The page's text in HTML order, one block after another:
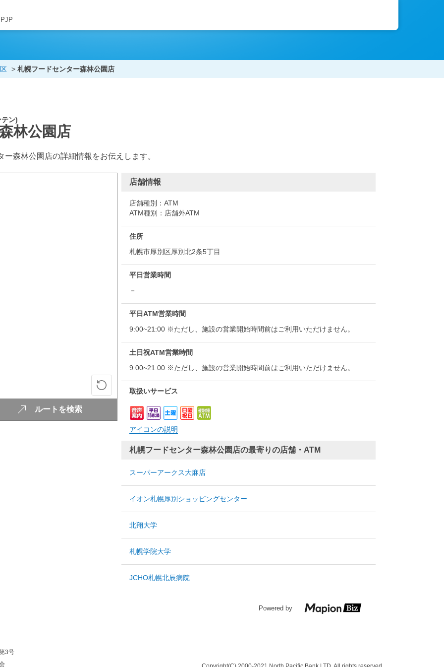
札幌フードセンター森林公園店
ン)
林公園店
森林公園店の詳細情報をお伝えします。
ルートを検索
店舗情報
店舗種別：ATM
ATM種別：店舗外ATM
住所
札幌市厚別区厚別北2条5丁目
平日営業時間
－
平日ATM営業時間
9:00~21:00 ※ただし、施設の営業開始時間前はご利用いただけません。
土日祝ATM営業時間
9:00~21:00 ※ただし、施設の営業開始時間前はご利用いただけません。
取扱いサービス
アイコンの説明
札幌フードセンター森林公園店の最寄りの店舗・ATM
スーパーアークス大麻店
イオン札幌厚別ショッピングセンター
北翔大学
札幌学院大学
JCHO札幌北辰病院
Powered by
3号